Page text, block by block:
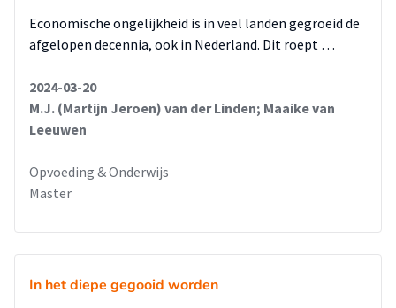
Economische ongelijkheid is in veel landen gegroeid de
afgelopen decennia, ook in Nederland. Dit roept …
2024-03-20
M.J. (Martijn Jeroen) van der Linden; Maaike van
Leeuwen
Opvoeding & Onderwijs
Master
In het diepe gegooid worden